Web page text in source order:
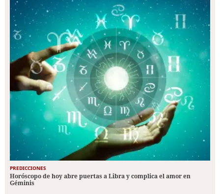
PREDICCIONES
Horóscopo de hoy abre puertas a Libra y complica el amor en
Géminis